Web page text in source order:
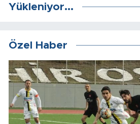
Yükleniyor...
Özel Haber